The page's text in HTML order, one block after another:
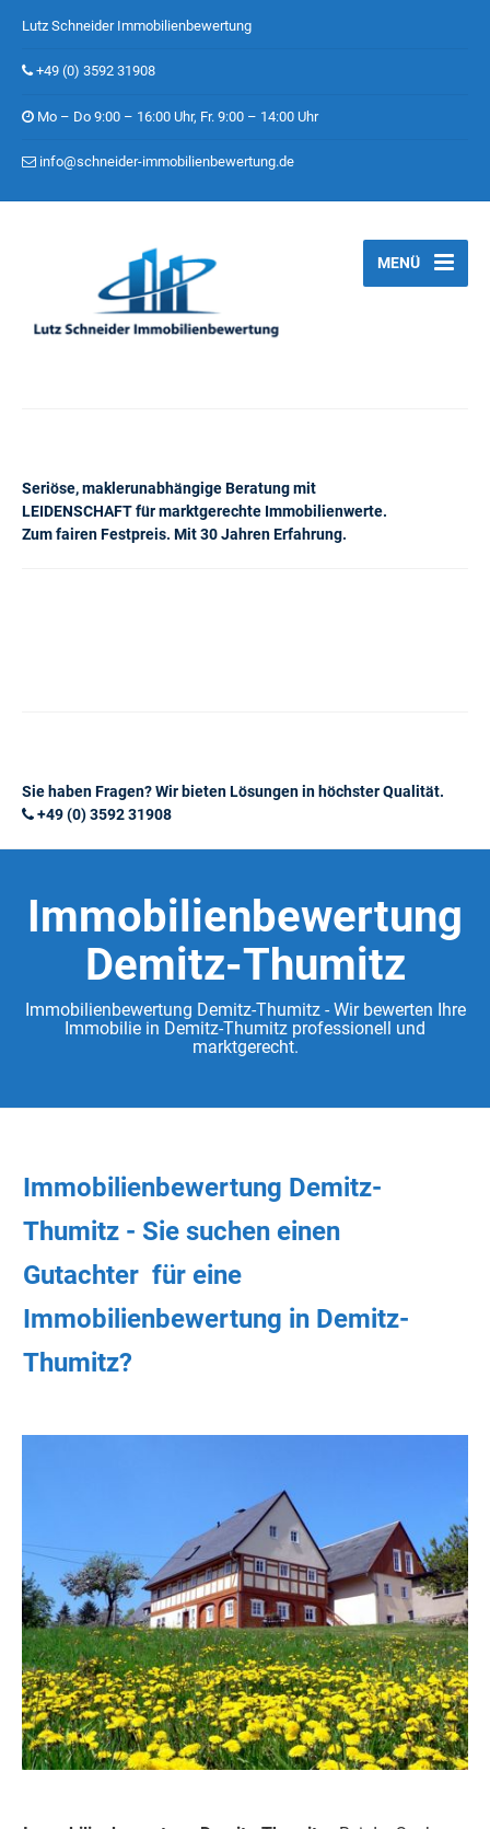
Lutz Schneider Immobilienbewertung
+49 (0) 3592 31908
Mo – Do 9:00 – 16:00 Uhr, Fr. 9:00 – 14:00 Uhr
info@schneider-immobilienbewertung.de
Seriöse, maklerunabhängige Beratung mit
LEIDENSCHAFT für marktgerechte Immobilienwerte.
Zum fairen Festpreis. Mit 30 Jahren Erfahrung.
MENÜ
Sie haben Fragen? Wir bieten Lösungen in höchster Qualität.
+49 (0) 3592 31908
Immobilienbewertung
Demitz-Thumitz
Immobilienbewertung Demitz-Thumitz - Wir bewerten Ihre
Immobilie in Demitz-Thumitz professionell und
marktgerecht.
Immobilienbewertung Demitz-
Thumitz - Sie suchen einen
Gutachter für eine
Immobilienbewertung in Demitz-
Thumitz?